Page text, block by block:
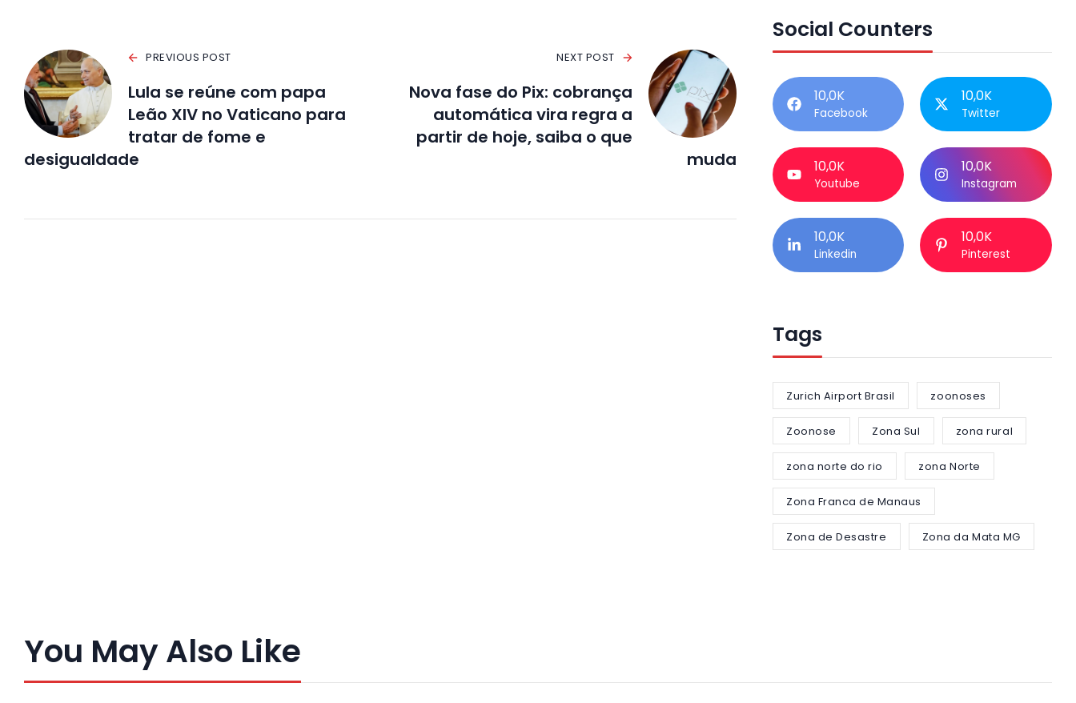
PREVIOUS POST
Lula se reúne com papa
Leão XIV no Vaticano para
tratar de fome e
desigualdade
NEXT POST
Nova fase do Pix: cobrança
automática vira regra a
partir de hoje, saiba o que
muda
Social Counters
10,0K
Facebook
10,0K
Twitter
10,0K
Youtube
10,0K
Instagram
10,0K
Linkedin
10,0K
Pinterest
Tags
Zurich Airport Brasil zoonoses
Zoonose Zona Sul zona rural
zona norte do rio zona Norte
Zona Franca de Manaus
Zona de Desastre Zona da Mata MG
You May Also Like